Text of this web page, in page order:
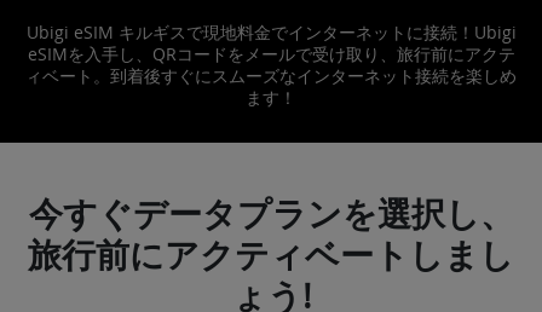
Ubigi eSIM キルギスで現地料金でインターネットに接続！Ubigi
eSIMを入手し、QRコードをメールで受け取り、旅行前にアクテ
ィベート。到着後すぐにスムーズなインターネット接続を楽しめ
ます！
今すぐデータプランを選択し、
旅行前にアクティベートしまし
ょう!